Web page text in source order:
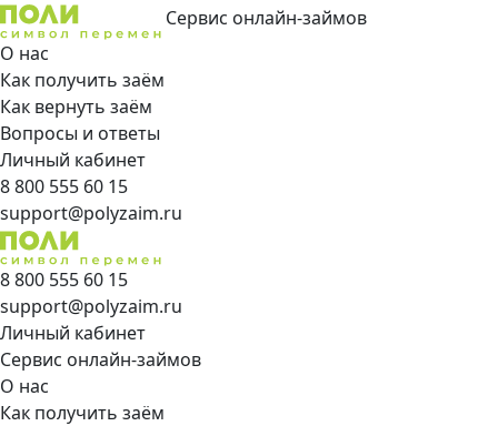
Сервис онлайн-займов
О нас
Как получить заём
Как вернуть заём
Вопросы и ответы
Личный кабинет
8 800 555 60 15
support@polyzaim.ru
8 800 555 60 15
support@polyzaim.ru
Личный кабинет
Сервис онлайн-займов
О нас
Как получить заём